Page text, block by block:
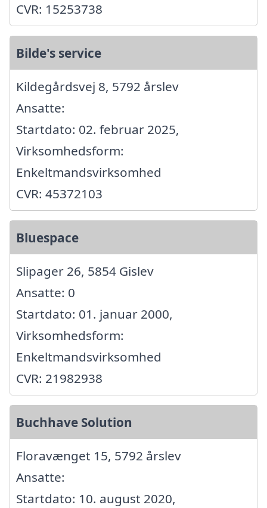
CVR: 15253738
Bilde's service
Kildegårdsvej 8, 5792 årslev
Ansatte:
Startdato: 02. februar 2025,
Virksomhedsform:
Enkeltmandsvirksomhed
CVR: 45372103
Bluespace
Slipager 26, 5854 Gislev
Ansatte: 0
Startdato: 01. januar 2000,
Virksomhedsform:
Enkeltmandsvirksomhed
CVR: 21982938
Buchhave Solution
Floravænget 15, 5792 årslev
Ansatte:
Startdato: 10. august 2020,